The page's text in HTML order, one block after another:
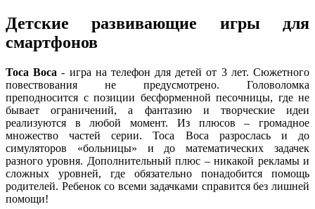
Детские развивающие игры для
смартфонов
Toca Boca - игра на телефон для детей от 3 лет. Сюжетного
повествования не предусмотрено. Головоломка
преподносится с позиции бесформенной песочницы, где не
бывает ограничений, а фантазию и творческие идеи
реализуются в любой момент. Из плюсов – громадное
множество частей серии. Toca Boca разрослась и до
симуляторов «больницы» и до математических задачек
разного уровня. Дополнительный плюс – никакой рекламы и
сложных уровней, где обязательно понадобится помощь
родителей. Ребенок со всеми задачками справится без лишней
помощи!